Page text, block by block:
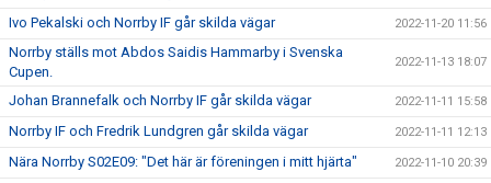
Ivo Pekalski och Norrby IF går skilda vägar 2022-11-20 11:56
Norrby ställs mot Abdos Saidis Hammarby i Svenska
Cupen.
2022-11-13 18:07
Johan Brannefalk och Norrby IF går skilda vägar 2022-11-11 15:58
Norrby IF och Fredrik Lundgren går skilda vägar 2022-11-11 12:13
Nära Norrby S02E09: "Det här är föreningen i mitt hjärta" 2022-11-10 20:39